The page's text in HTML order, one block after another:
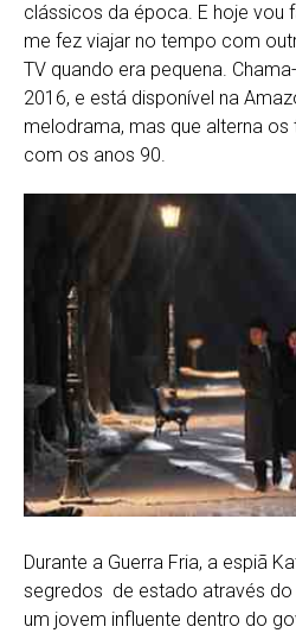
clássicos da época. E hoje vou
me fez viajar no tempo com
TV quando era pequena.
2016, e está disponível na
melodrama, mas que alterna
com os anos 90.
Durante a Guerra Fria, a espiã
segredos de estado através
um jovem influente dentro do